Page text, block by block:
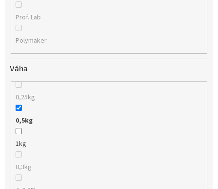
Prof. Lab
Polymaker
Váha
0,25kg
0,5kg
1kg
0,3kg